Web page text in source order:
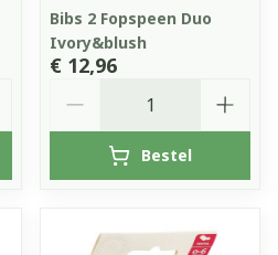
Bibs 2 Fopspeen Duo
Ivory&blush
€ 12,96
Bestel